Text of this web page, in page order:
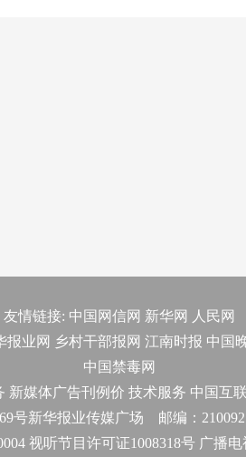
友情链接: 中国网信网 新华网
人民网
报业网 乡村干部报网 江南时报 中国
中国禁毒网
新媒体广告刊例价 技术服务 中国互
号新华报业传媒广场 邮编：
视听节目许可证1008318号 广播